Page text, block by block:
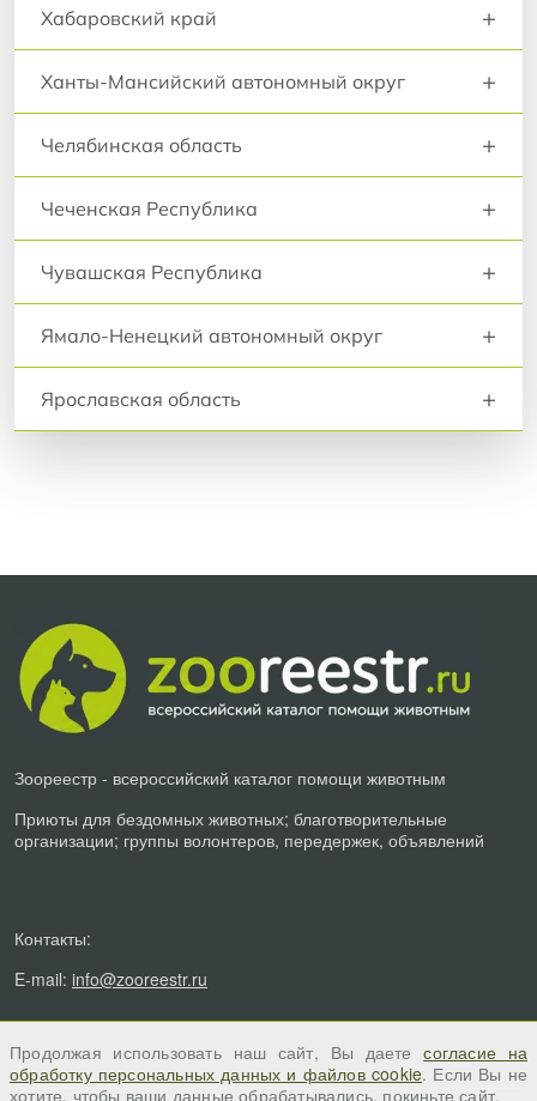
Хабаровский край +
Ханты-Мансийский автономный округ +
Челябинская область +
Чеченская Республика +
Чувашская Республика +
Ямало-Ненецкий автономный округ +
Ярославская область +
Зоореестр - всероссийский каталог помощи животным
Приюты для бездомных животных; благотворительные
организации; группы волонтеров, передержек, объявлений
Контакты:
E-mail: info@zooreestr.ru
Продолжая использовать наш сайт, Вы даетесогласие на
обработку персональных данных и файлов cookie. Если Вы не
хотите, чтобы ваши данные обрабатывались, покиньте сайт.